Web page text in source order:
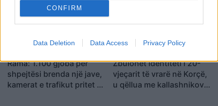
CONFIRM
Data Deletion Data Access Privacy Policy
Rama: 1.100 gjoba për
shpejtësi brenda një jave,
kamerat e trafikut pritet të
Zbulohet identiteti i 20-
vjeçarit të vrarë në Korçë,
u qëllua me kallashnikov